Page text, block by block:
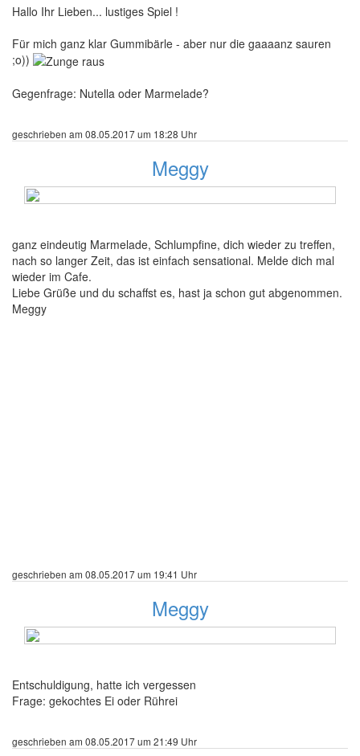
Hallo Ihr Lieben... lustiges Spiel !
Für mich ganz klar Gummibärle - aber nur die gaaaanz sauren
;o))
Gegenfrage: Nutella oder Marmelade?
geschrieben am 08.05.2017 um 18:28 Uhr
Meggy
ganz eindeutig Marmelade, Schlumpfine, dich wieder zu treffen,
nach so langer Zeit, das ist einfach sensational. Melde dich mal
wieder im Cafe.
Liebe Grüße und du schaffst es, hast ja schon gut abgenommen.
Meggy
geschrieben am 08.05.2017 um 19:41 Uhr
Meggy
Entschuldigung, hatte ich vergessen
Frage: gekochtes Ei oder Rührei
geschrieben am 08.05.2017 um 21:49 Uhr